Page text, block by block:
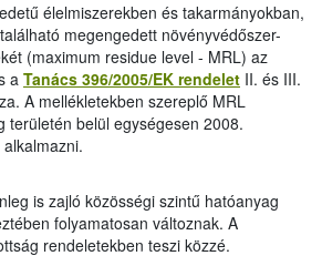
élelmiszerekben és takarmányokban,
megengedett növényvédőszer-
(maximum residue level - MRL) az
a Tanács 396/2005/EK rendelet II. és III.
A mellékletekben szereplő MRL
területén belül egységesen 2008.
is zajló közösségi szintű hatóanyag
folyamatosan változnak. A
rendeletekben teszi közzé.